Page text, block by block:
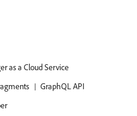
as a Cloud Service
GraphQL API